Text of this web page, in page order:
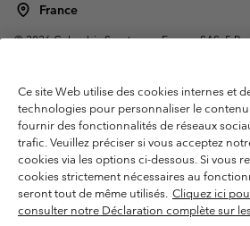
France
©2026Columbia Sportswear Europe SAS. 5
Garanties Légales
Politique de confidentialité
Conditions d'utilisation - Membres
Conditions D'utilisation - Contenu généré par
Cookies
Public CBCR
Ce site Web utilise des cookies internes et
technologies pour personnaliser le
fournir des fonctionnalités de réseaux
trafic. Veuillez préciser si vous acceptez
cookies via les options ci-dessous. Si vous
cookies strictement nécessaires au
seront tout de même utilisés. Cliquez ici
consulter notre Déclaration complète sur
Veuillez sélectionner votre
votre langue
Achats en ligne
United States